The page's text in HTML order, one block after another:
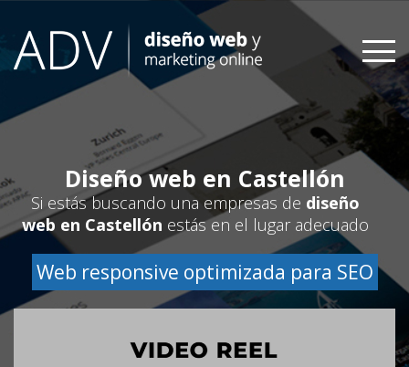
content
Diseño web en Castellón
Si estás buscando una empresas de diseño
web en Castellón estás en el lugar adecuado
Web responsive optimizada para SEO